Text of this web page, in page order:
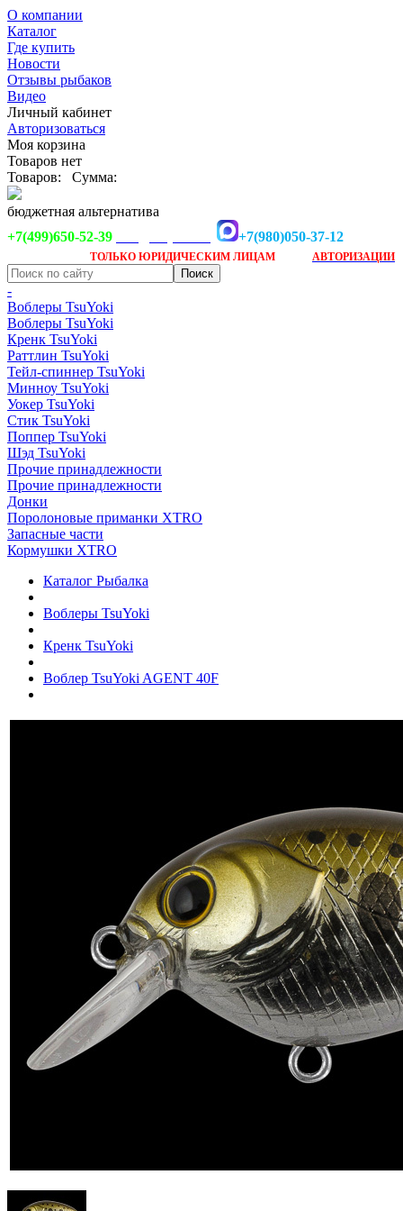
О компании
Каталог
Где купить
Новости
Отзывы рыбаков
Видео
Личный кабинет
Авторизоваться
Моя корзина
Товаров нет
Товаров:
Сумма:
бюджетная альтернатива
+7(499)650-52-39
+7(980)050-37-12
ТОЛЬКО ЮРИДИЧЕСКИМ ЛИЦАМ АВТОРИЗАЦИИ
-
Воблеры TsuYoki
Воблеры TsuYoki
Кренк TsuYoki
Раттлин TsuYoki
Тейл-спиннер TsuYoki
Минноу TsuYoki
Уокер TsuYoki
Стик TsuYoki
Поппер TsuYoki
Шэд TsuYoki
Прочие принадлежности
Прочие принадлежности
Донки
Поролоновые приманки XTRO
Запасные части
Кормушки XTRO
Каталог Рыбалка
Воблеры TsuYoki
Кренк TsuYoki
Воблер TsuYoki AGENT 40F